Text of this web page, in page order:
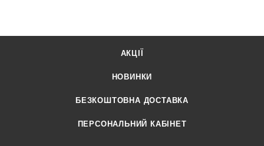
АКЦІЇ
НОВИНКИ
БЕЗКОШТОВНА ДОСТАВКА
ПЕРСОНАЛЬНИЙ КАБІНЕТ